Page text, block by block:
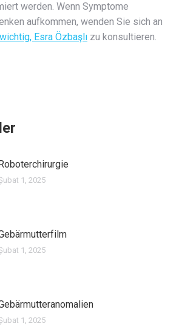
werden. Wenn Symptome
aufkommen, wenden Sie sich an
Esra Özbaşlı zu konsultieren.
1, 2025
1, 2025
1, 2025